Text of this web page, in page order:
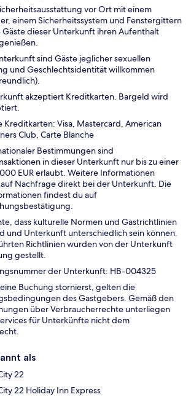
vor Ort mit einem
einem Sicherheitssystem und Fenstergittern
Gäste dieser Unterkunft ihren Aufenthalt
sind Gäste jeglicher sexuellen
und Geschlechtsidentität willkommen
akzeptiert Kreditkarten. Bargeld wird
Kreditkarten: Visa, Mastercard, American
Club, Carte Blanche
Bestimmungen sind
in dieser Unterkunft nur bis zu einer
EUR erlaubt. Weitere Informationen
Nachfrage direkt bei der Unterkunft. Die
findest du auf
dass kulturelle Normen und Gastrichtlinien
und Unterkunft unterschiedlich sein können.
Richtlinien wurden von der Unterkunft
gestellt.
der Unterkunft: HB-004325
Buchung stornierst, gelten die
des Gastgebers. Gemäß den
über Verbraucherrechte unterliegen
für Unterkünfte nicht dem
als
22
22 Holiday Inn Express